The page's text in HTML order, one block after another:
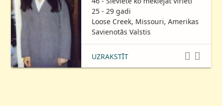
25 - 29 gadi
Loose Creek, Missouri, Amerikas
Savienotās Valstis
UZRAKSTĪT  